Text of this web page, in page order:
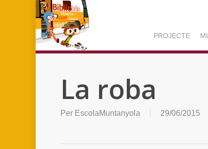
PROJECTE
La roba
Per EscolaMuntanyola 29/06/2015